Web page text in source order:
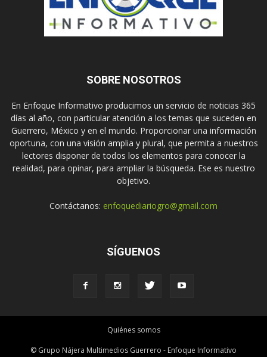
SOBRE NOSOTROS
En Enfoque Informativo producimos un servicio de noticias 365
días al año, con particular atención a los temas que suceden en
Guerrero, México y en el mundo. Proporcionar una información
oportuna, con una visión amplia y plural, que permita a nuestros
lectores disponer de todos los elementos para conocer la
realidad, para opinar, para ampliar la búsqueda. Ese es nuestro
objetivo.
Contáctanos: enfoquediariogro@gmail.com
SÍGUENOS
Quiénes somos
© Grupo Nájera Multimedios Guerrero - Enfoque Informativo